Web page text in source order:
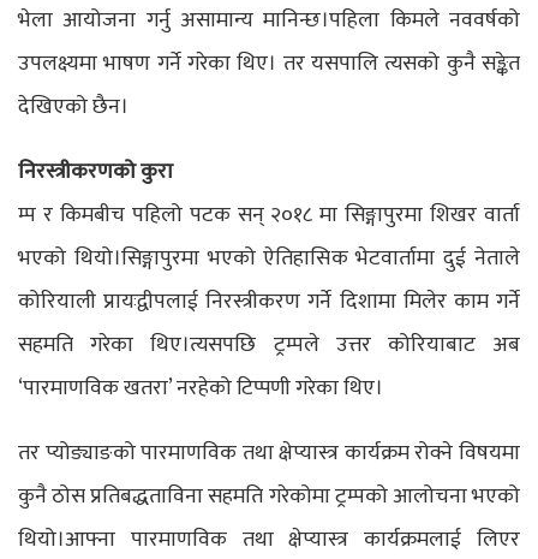
भेला आयोजना गर्नु असामान्य मानिन्छ।पहिला किमले नववर्षको
उपलक्ष्यमा भाषण गर्ने गरेका थिए। तर यसपालि त्यसको कुनै सङ्केत
देखिएको छैन।
निरस्त्रीकरणको कुरा
म्प र किमबीच पहिलो पटक सन् २०१८ मा सिङ्गापुरमा शिखर वार्ता
भएको थियो।सिङ्गापुरमा भएको ऐतिहासिक भेटवार्तामा दुई नेताले
कोरियाली प्रायःद्वीपलाई निरस्त्रीकरण गर्ने दिशामा मिलेर काम गर्ने
सहमति गरेका थिए।त्यसपछि ट्रम्पले उत्तर कोरियाबाट अब
‘पारमाणविक खतरा’ नरहेको टिप्पणी गरेका थिए।
तर प्योङ्याङको पारमाणविक तथा क्षेप्यास्त्र कार्यक्रम रोक्ने विषयमा
कुनै ठोस प्रतिबद्धताविना सहमति गरेकोमा ट्रम्पको आलोचना भएको
थियो।आफ्ना पारमाणविक तथा क्षेप्यास्त्र कार्यक्रमलाई लिएर